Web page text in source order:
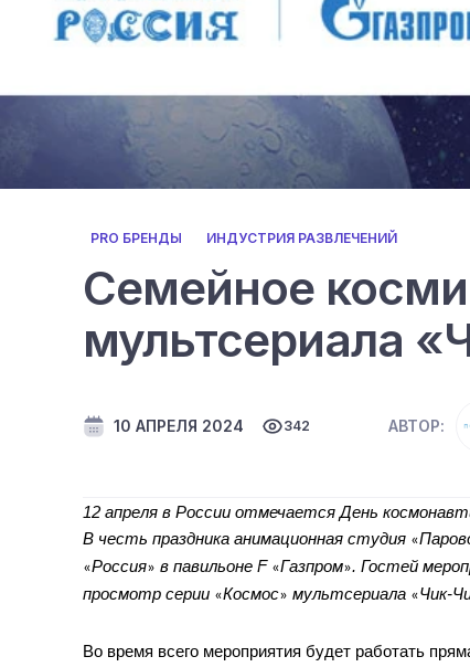
PRO БРЕНДЫ ИНДУСТРИЯ РАЗВЛЕЧЕНИЙ
Семейное
мультсериала
10 АПРЕЛЯ 2024 342 АВТОР:
12 апреля в России отмечается День
В честь праздника анимационная студия «
«Россия» в павильоне F «Газпром». Гостей
просмотр серии «Космос» мультсериала «Чик-
Во время всего мероприятия будет работать